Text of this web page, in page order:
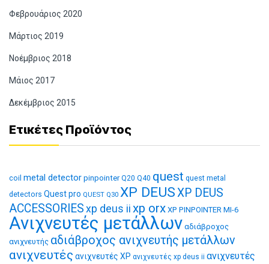
Φεβρουάριος 2020
Μάρτιος 2019
Νοέμβριος 2018
Μάιος 2017
Δεκέμβριος 2015
Ετικέτες Προϊόντος
coil metal detector pinpointer Q20 Q40 quest quest metal
detectors Quest pro QUEST Q30 XP DEUSXP DEUS
ACCESSORIES xp deus ii xp orx XP PINPOINTER MI-6
Ανιχνευτές μετάλλων αδιάβροχος
ανιχνευτής αδιάβροχος ανιχνευτής μετάλλων
ανιχνευτές ανιχνευτές XP ανιχνευτές xp deus ii ανιχνευτές